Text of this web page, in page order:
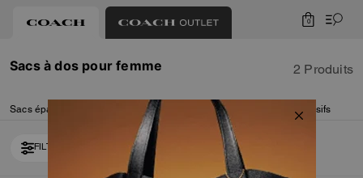
0
Sacs à dos pour femme 2 Produits
Sacs épaule Sacs bandoulièreSacoches CabasPochettes Sacs exclusifs
FILTRER / TRIER